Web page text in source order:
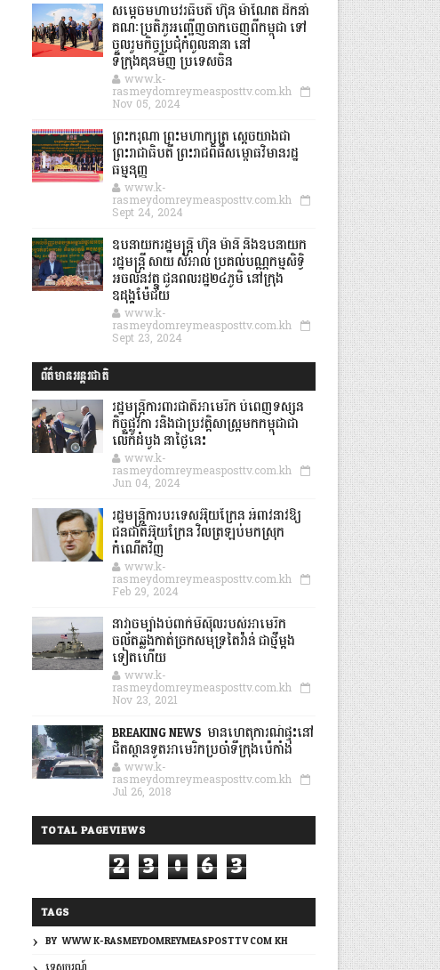
សម្តេចមហាបវរធិបតី ហ៊ុន ម៉ាណែត ដឹកនាំ
គណៈប្រតិភូអញ្ជើញចាកចេញពីកម្ពុជា ទៅ
ចូលរួមកិច្ចប្រជុំកំពូលនានា នៅ
ទីក្រុងគុនមិញ ប្រទេសចិន
www.k-
rasmeydomreymeasposttv.com.kh
Nov 05, 2024
ព្រះករុណា ព្រះមហាក្សត្រ ស្តេចយាងជា
ព្រះរាជាធិបតី ព្រះរាជពិធីសម្ពោធវិមានរដ្ឋ
ធម្មនុញ្ញ
www.k-
rasmeydomreymeasposttv.com.kh
Sept 24, 2024
ឧបនាយករដ្ឋមន្ដ្រី ហ៊ុន ម៉ានី និងឧបនាយក
រដ្ឋមន្ដ្រី សាយ សំអាល់ ប្រគល់បណ្ណកម្មសិទ្ធិ
អចលនវត្ថុ ជូនពលរដ្ឋ២៤ភូមិ នៅក្រុង
ឧដុង្គម៉ែជ័យ
www.k-
rasmeydomreymeasposttv.com.kh
Sept 23, 2024
ព័ត៌មានអន្តរជាតិ
រដ្ឋមន្រ្តីការពារជាតិអាមេរិក បំពេញទស្សន
កិច្ចផ្លូវកា រនិងជាប្រវត្តិសាស្រ្តមកកម្ពុជាជា
លើកដំបូង នាថ្ងៃនេះ
www.k-
rasmeydomreymeasposttv.com.kh
Jun 04, 2024
រដ្ឋមន្ត្រីការបរទេសអ៊ុយក្រែន អំពាវនាវឱ្យ
ជនជាតិអ៊ុយក្រែន វិលត្រឡប់មកស្រុក
កំណើតវិញ
www.k-
rasmeydomreymeasposttv.com.kh
Feb 29, 2024
នាវាចម្បាំងបំពាក់មីស៊ីលរបស់អាមេរិក
ចល័តឆ្លងកាត់ច្រកសមុទ្រតៃវ៉ាន់ ជាថ្មីម្តង
ទៀតហើយ
www.k-
rasmeydomreymeasposttv.com.kh
Nov 23, 2021
BREAKING NEWS: មានហេតុការណ៍ផ្ទុះនៅ
ជិតស្ថានទូតអាមេរិកប្រចាំទីក្រុងប៉េកាំង
www.k-
rasmeydomreymeasposttv.com.kh
Jul 26, 2018
TOTAL PAGEVIEWS
2 3 0 6 3
TAGS
BY: WWW.K-RASMEYDOMREYMEASPOSTTV.COM.KH